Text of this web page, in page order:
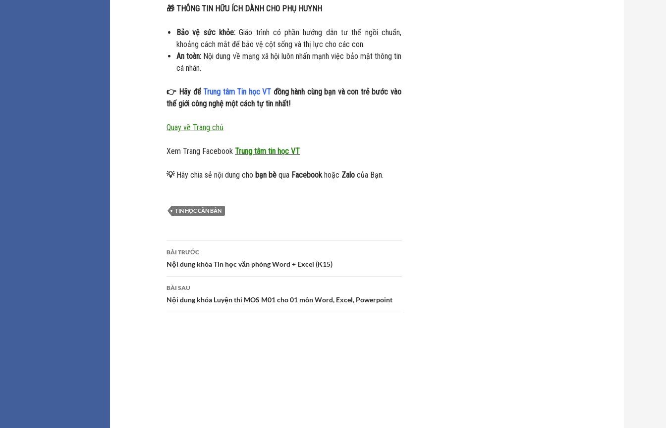
🎁 THÔNG TIN HỮU ÍCH DÀNH CHO PHỤ HUYNH
Bảo vệ sức khỏe:Giáo trình có phần hướng dẫn tư thế ngồi chuẩn,
khoảng cách mắt để bảo vệ cột sống và thị lực cho các con.
An toàn: Nội dung về mạng xã hội luôn nhấn mạnh việc bảo mật thông tin
cá nhân.
👉 Hãy đểTrung tâm Tin học VT đồng hành cùng bạn và con trẻ bước vào
thế giới công nghệ một cách tự tin nhất!
Quay về Trang chủ
Xem Trang Facebook Trung tâm tin học VT
💡 Hãy chia sẻ nội dung cho bạn bè qua Facebookhoặc Zalo của Bạn.
TIN HỌC CĂN BẢN
hướng
bài
BÀI TRƯỚC
Nội dung khóa Tin học văn phòng Word + Excel (K15)
BÀI SAU
Nội dung khóa Luyện thi MOS M01 cho 01 môn Word, Excel, Powerpoint